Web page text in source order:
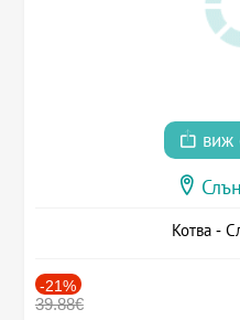
виж
Котва -
-21%
39.88€